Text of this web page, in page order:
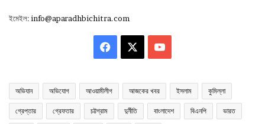
ইমেইল:info@aparadhbichitra.com
Facebook YouTube
অভিযান অভিযোগ আওয়ামীলীগ আজকের খবর ইসলাম কুমিল্লা
গ্রেপ্তার গ্রেফতার চট্টগ্রাম দুর্নীতি বাংলাদেশ বিএনপি ভারত